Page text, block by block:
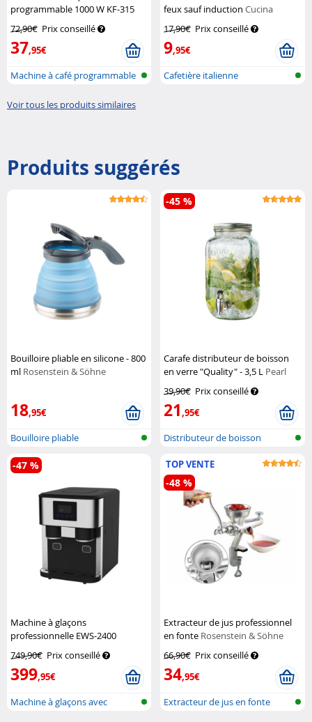
programmable 1000 W KF-315
Rosenstein & Söhne
72,90€ Prix conseillé
37,95€
Machine à café programmable
feux sauf inductionCucina
17,90€ Prix conseillé
9,95€
Cafetière italienne
Voir tous les produits similaires
Produits suggérés
Bouilloire pliable en silicone - 800
ml Rosenstein & Söhne
18,95€
Bouilloire pliable
Carafe distributeur de boisson
en verre "Quality" - 3,5 L Pearl
39,90€ Prix conseillé
21,95€
-45 %
Distributeur de boisson
Machine à glaçons
professionnelle EWS-2400
Rosenstein & Söhne
749,90€ Prix conseillé
399,95€
-47 %
Machine à glaçons avec
TOP VENTE
Extracteur de jus professionnel
en fonte Rosenstein & Söhne
66,90€ Prix conseillé
34,95€
-48 %
Extracteur de jus en fonte